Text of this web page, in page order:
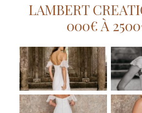
LAMBERT
000€ À